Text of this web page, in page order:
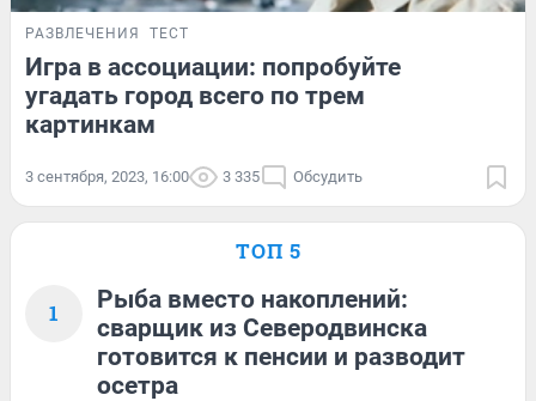
РАЗВЛЕЧЕНИЯ ТЕСТ
Игра в ассоциации: попробуйте
угадать город всего по трем
картинкам
3 сентября, 2023, 16:00 3 335 Обсудить
ТОП 5
1
Рыба вместо накоплений:
сварщик из Северодвинска
готовится к пенсии и разводит
осетра